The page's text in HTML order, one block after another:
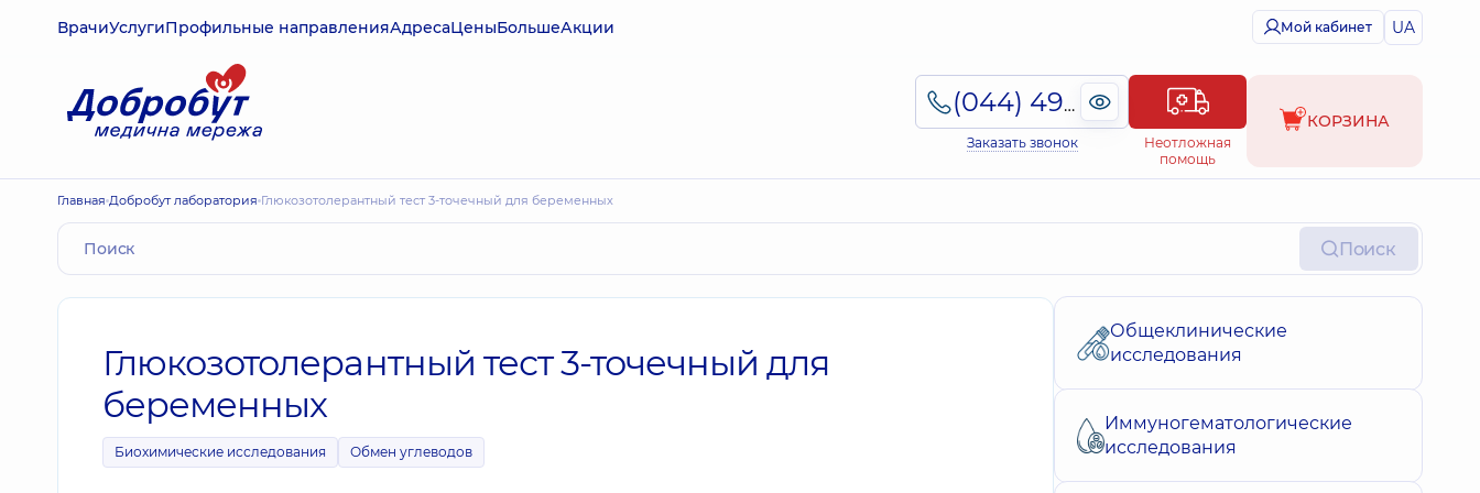
ВрачиУслугиПрофильные направленияАдресаЦеныБольшеАкции Мой кабинет UA
(044) 495-2-888
Заказать звонок
Неотложная
помощь
КОРЗИНА
Главная Добробут лаборатория Глюкозотолерантный тест 3-точечный для беременных
Поиск
Глюкозотолерантный тест 3-точечный для
беременных
Биохимические исследования Обмен углеводов
Общеклинические
исследования
Иммуногематологические
исследования